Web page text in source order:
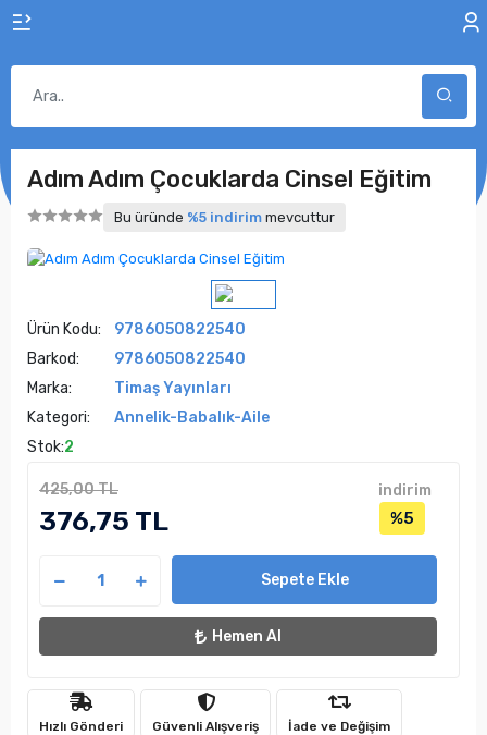
Adım Adım Çocuklarda Cinsel Eğitim
Bu üründe %5 indirim mevcuttur
Ürün Kodu:
9786050822540
Barkod:
9786050822540
Marka:
Timaş Yayınları
Kategori:
Annelik-Babalık-Aile
Stok:2
425,00 TL
376,75 TL
indirim
%5
Sepete Ekle
Hemen Al
Hızlı Gönderi Güvenli Alışveriş İade ve Değişim